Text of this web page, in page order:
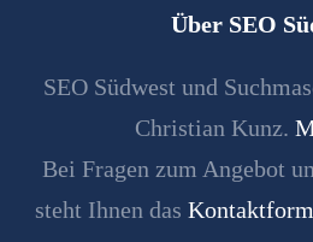
Über SEO
SEO Südwest und
Christian Kunz.
Bei Fragen zum Angebot
steht Ihnen das